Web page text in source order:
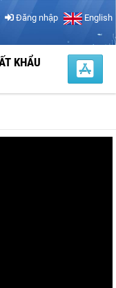
Đăng nhập English
KHẨU